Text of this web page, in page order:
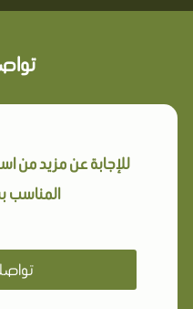
للإجابة عن مزيد من
المناسب